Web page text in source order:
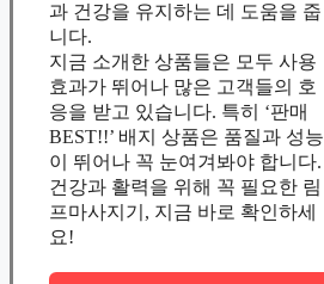
과 건강을 유지하는 데 도움을 줍
니다.
지금 소개한 상품들은 모두 사용
효과가 뛰어나 많은 고객들의 호
응을 받고 있습니다. 특히 ‘판매
BEST!!’ 배지 상품은 품질과 성능
이 뛰어나 꼭 눈여겨봐야 합니다.
건강과 활력을 위해 꼭 필요한 림
프마사지기, 지금 바로 확인하세
요!